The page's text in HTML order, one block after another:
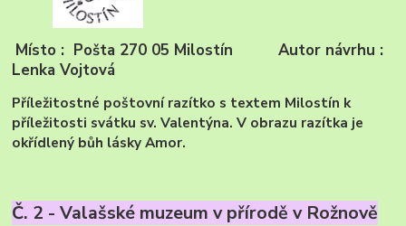
Místo : Pošta 270 05 Milostín Autor návrhu :
Lenka Vojtová
Příležitostné poštovní razítko s textem Milostín k
příležitosti svátku sv. Valentýna. V obrazu razítka je
okřídlený bůh lásky Amor.
Č. 2 - Valašské muzeum v přírodě v Rožnově